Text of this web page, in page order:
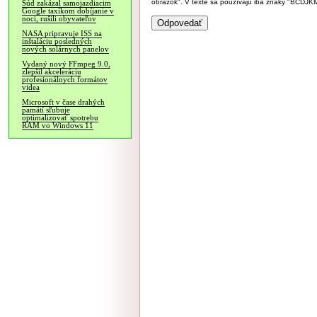
Súd zakázal samojazdiacim
Google taxíkom dobíjanie v
noci, rušili obyvateľov
NASA pripravuje ISS na
inštaláciu posledných
nových solárnych panelov
Vydaný nový FFmpeg 9.0,
zlepšil akceleráciu
profesionálnych formátov
videa
Microsoft v čase drahých
pamätí sľubuje
optimalizovať spotrebu
RAM vo Windows 11
obrázok". V texte sa používajú iba znaky